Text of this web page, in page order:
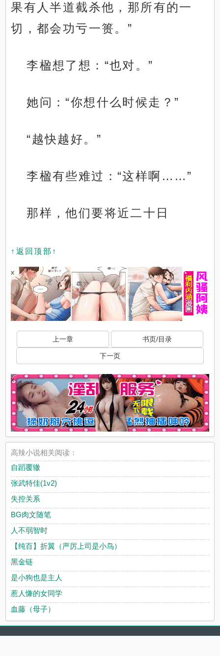
果有人半道截杀他，那所有的一
切，都会功亏一篑。”
李楹想了想：“也对。”
她问：“你想什么时候走？”
“越快越好。”
李楹有些难过：“这样啊……”
那样，他们要将近二十日
↑返回顶部↑
x
上一章 书页/目录
下一页
x
高辣小说相关阅读：
自蹈覆辙
张武特佳(1v2)
失控关系
BG肉文随笔
人不弱智时
【纯百】折翼（严厉上司是小鸟）
黑金链
是小狗也是主人
惹人慊的女同学
血藤（母子）